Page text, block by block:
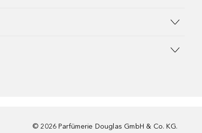
© 2026 Parfümerie Douglas GmbH & Co. KG.